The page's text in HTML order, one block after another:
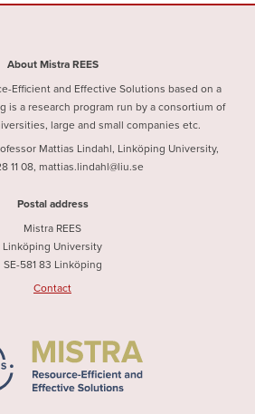
About Mistra REES
Efficient and Effective Solutions based on a
is a research program run by a consortium of
large and small companies etc.
Mattias Lindahl, Linköping University,
11 08, mattias.lindahl@liu.se
Postal address
Mistra REES
Linköping University
SE-581 83 Linköping
Contact